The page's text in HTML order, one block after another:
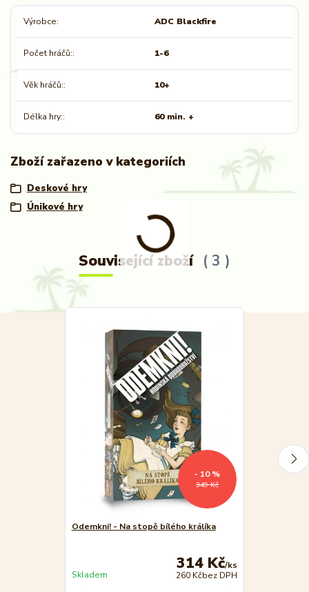
Výrobce ADC Blackfire
Počet hráčů: 1-6
Věk hráčů: 10+
Délka hry: 60 min. +
Zboží zařazeno v kategoriích
Deskové hry
Únikové hry
Související zboží 3
349 Kč
- 10 %
Odemkni! - Na stopě bílého králíka
314 Kč/ks
260 Kčbez DPH
Skladem